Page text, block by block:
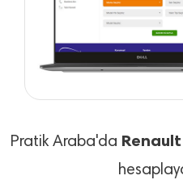
Pratik Araba'da Renault